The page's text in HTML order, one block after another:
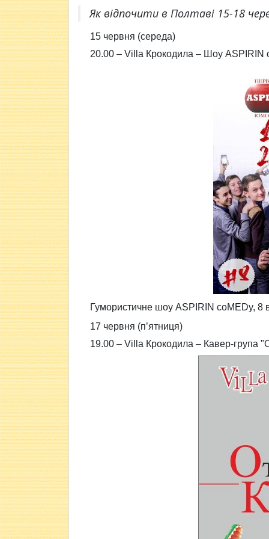
Як відпочити в Полтаві 15-18
15 червня (середа)
20.00 – Villa Крокодила – Шоу ASPIRIN
Гумористичне шоу ASPIRIN coMEDy, 8
17 червня (п’ятниця)
19.00 – Villa Крокодила – Кавер-група